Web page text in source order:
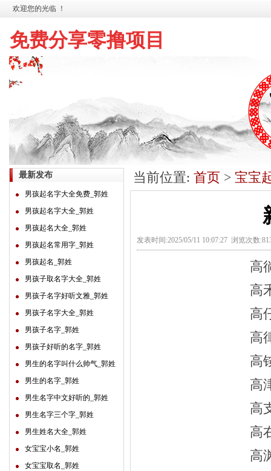
免费分享零撸项目
欢迎您的光临 ！
最新发布
男孩起名字大全免费_郭姓
男孩起名字大全_郭姓
男孩起名大全_郭姓
男孩起名常用字_郭姓
男孩起名_郭姓
男孩子取名字大全_郭姓
男孩子名字好听文雅_郭姓
男孩子名字大全_郭姓
男孩子名字_郭姓
男孩子好听的名字_郭姓
男生的名字叫什么帅气_郭姓
男生的名字_郭姓
男生名字中文好听的_郭姓
男生名字三个字_郭姓
男生姓名大全_郭姓
女宝宝小名_郭姓
女宝宝取名_郭姓
当前位置: 首页 > 宝宝
发表时间:2025/05/11 10:07:27 浏览次数
高
高
高
高
高
高
高
高
高